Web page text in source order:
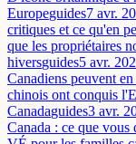
Europeguides7 avr.
critiques et ce qu'en
que les propriétaires
hiversguides5 avr.
Canadiens peuvent
chinois ont conquis
Canadaguides3 avr.
Canada : ce que vous